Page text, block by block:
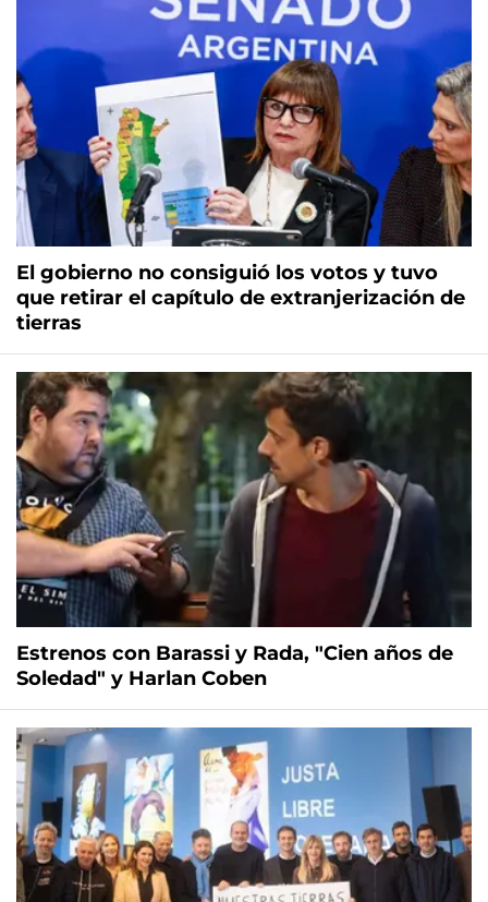
El gobierno no consiguió los votos y tuvo
que retirar el capítulo de extranjerización de
tierras
Estrenos con Barassi y Rada, "Cien años de
Soledad" y Harlan Coben